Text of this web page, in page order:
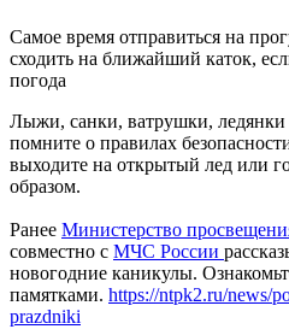
Самое время отправиться на
сходить на ближайший каток,
погода
Лыжи, санки, ватрушки, ледянки
помните о правилах
выходите на открытый лед или
образом.
Ранее Министерство
совместно с МЧС России
новогодние каникулы.
памятками. https://ntpk2.ru/news/
prazdniki